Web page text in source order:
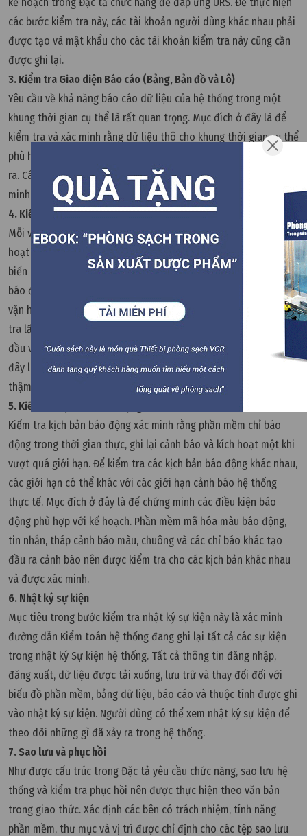
các bước kiểm tra này, các tài khoản người dùng khác nhau phải
được tạo và mật khẩu cho các tài khoản kiểm tra này cũng cần
được ghi lại.
3. Kiểm tra Giao diện Báo cáo (Bảng, Bản đồ và Lô)
Yêu cầu về khả năng báo cáo dữ liệu của hệ thống trong một
khung thời gian cụ thể là rất quan trọng. Mục đích ở đây là để
kiểm tra và xác minh rằng dữ liệu thô cho khung thời gian cụ thể
phù hợp với báo cáo, bảng và / hoặc biểu đồ mà hệ thống tạo
ra. Các kịch bản thử nghiệm khác nhau nên được tạo để xác
minh kết quả trùng khớp 100%.
4. Kiểm tra cảm biến và giao diện báo động
Mỗi và mọi cảm biến (bộ đếm hạt từ xa, máy lấy mẫu không khí
hoạt động vi sinh, cảm biến nhiệt độ và độ ẩm tương đối, cảm
biến áp suất chênh lệch, v.v.) và các giao diện báo động (tháp
báo động, chuông, v.v.) cần được kiểm tra và xác minh. Kiểm tra
vặn hành OQ cho các bộ đếm hạt sẽ là kiểm tra đếm không, kiểm
tra lấy mẫu hạt chính xác với mô phỏng các hạt tại mỗi vị trí, bắt
đầu và dừng kiểm tra thời gian thông qua nhật ký, vv Mục đích ở
đây là để xác minh rằng các cảm biến có thể đáp ứng (hoặc
thậm chí vượt quá) đề cập trong Đặc tả chức năng.
5. Kiểm tra kịch bản báo động
Kiểm tra kịch bản báo động xác minh rằng phần mềm chỉ báo
động trong thời gian thực, ghi lại cảnh báo và kích hoạt một khi
vượt quá giới hạn. Để kiểm tra các kịch bản báo động khác nhau,
các giới hạn có thể khác với các giới hạn cảnh báo hệ thống
thực tế. Mục đích ở đây là để chứng minh các điều kiện báo
động phù hợp với kế hoạch. Phần mềm mã hóa màu báo động,
tin nhắn, tháp cảnh báo màu, chuông và các chỉ báo khác tạo
đầu ra cảnh báo nên được kiểm tra cho các kịch bản khác nhau
và được xác minh.
6. Nhật ký sự kiện
Mục tiêu trong bước kiểm tra nhật ký sự kiện này là xác minh
đường dẫn Kiểm toán hệ thống đang ghi lại tất cả các sự kiện
trong nhật ký Sự kiện hệ thống. Tất cả thông tin đăng nhập,
đăng xuất, dữ liệu được tải xuống, lưu trữ và thay đổi đối với
biểu đồ phần mềm, bảng dữ liệu, báo cáo và thuộc tính được ghi
vào nhật ký sự kiện. Người dùng có thể xem nhật ký sự kiện để
theo dõi những gì đã xảy ra trong hệ thống.
7. Sao lưu và phục hồi
Như được cấu trúc trong Đặc tả yêu cầu chức năng, sao lưu hệ
thống và kiểm tra phục hồi nên được thực hiện theo văn bản
trong giao thức. Xác định các bên có trách nhiệm, tính năng
phần mềm, thư mục và vị trí được chỉ định cho các tệp sao lưu